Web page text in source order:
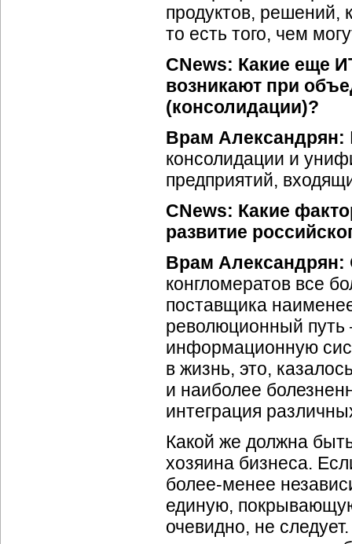
продуктов, решений,
то есть того, чем
CNews: Какие еще
возникают при
(консолидации)?
Врам Александрян:
консолидации и
предприятий,
CNews: Какие
развитие
Врам Александрян:
конгломератов все
поставщика
революционный путь
информационную
в жизнь, это,
и наиболее
интеграция
Какой же должна
хозяина бизнеса.
более-менее
единую,
очевидно, не